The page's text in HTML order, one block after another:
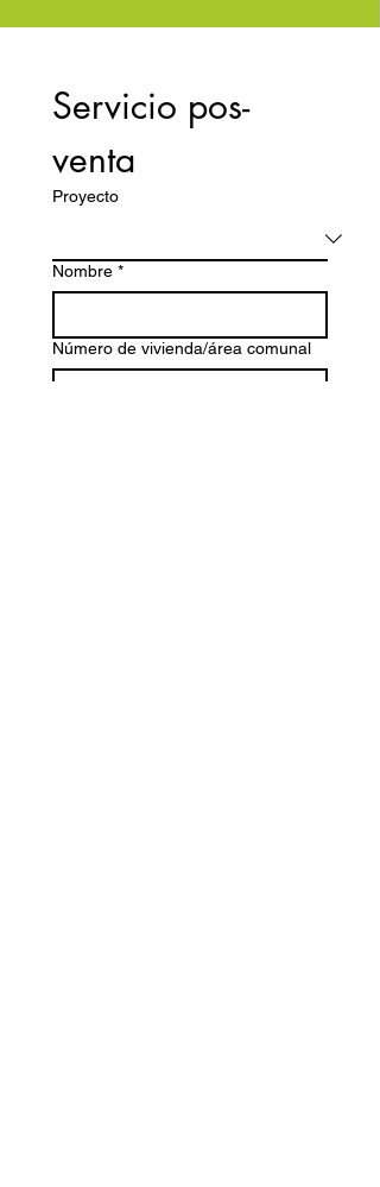
Servicio pos-
venta
Proyecto
Nombre *
Número de vivienda/área comunal